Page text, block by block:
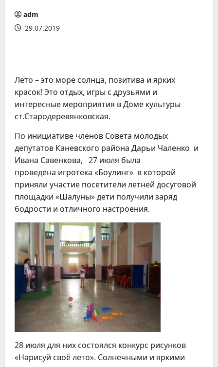
adm
29.07.2019
Лето – это море солнца, позитива и ярких
красок! Это отдых, игры с друзьями и
интересные мероприятия в Доме культуры
ст.Стародеревянковская.
По инициативе членов Совета молодых
депутатов Каневского района Дарьи Чаленко и
Ивана Савенкова, 27 июля была
проведена игротека «Боулинг» в которой
приняли участие посетители летней досуговой
площадки «Шалуны» дети получили заряд
бодрости и отличного настроения.
28 июля для них состоялся конкурс рисунков
«Нарисуй своё лето». Солнечными и яркими